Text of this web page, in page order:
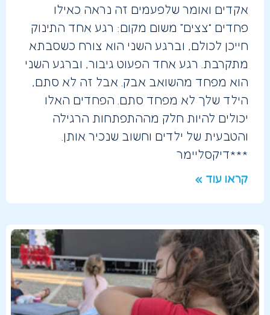
אקדים ואומר שלפעמים זה נראה כאילו
פחדים “צצים” משום מקום: רגע אחד התינוק
חייכן לכולם, וברגע השני הוא צורח כשסבתא
מתקרבת. רגע אחד הפעוט גיבור, וברגע השני
הוא מפחד מהשואב אבק. אבל זה לא סתם,
הילד שלך לא מפחד סתם. הפחדים האלו
יכולים להיות חלק מההתפתחות הרגילה
והטבעית של ילדים וחשוב שנכיר אותן.
***דיקסליימר
קראו עוד »